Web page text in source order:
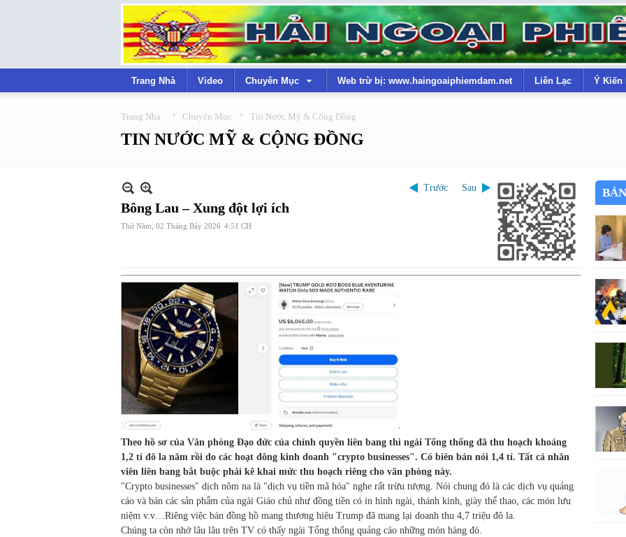
Trang Nhà Video Chuyên Mục Web trừ bị: www.haingoaiphiemdam.net Liên Lạc Ý Kiến
Trang Nhà › Chuyên Mục › Tin Nước Mỹ & Cộng Đồng
TIN NƯỚC MỸ & CỘNG ĐỒNG
Trước Sau
Bông Lau – Xung đột lợi ích
Thứ Năm, 02 Tháng Bảy 2026 4:51 CH
Theo hồ sơ của Văn phòng Đạo đức của chính quyền liên bang thì ngài Tổng thống đã thu hoạch khoảng
1,2 tỉ đô la năm rồi do các hoạt đông kinh doanh "crypto businesses". Có biên bản nói 1,4 tỉ. Tất cả nhân
viên liên bang bắt buộc phải kê khai mức thu hoạch riêng cho văn phòng này.
"Crypto businesses" dịch nôm na là "dịch vụ tiền mã hóa" nghe rất trừu tượng. Nói chung đó là các dịch vụ quảng
cáo và bán các sản phẩm của ngài Giáo chủ như đồng tiền có in hình ngài, thánh kinh, giày thể thao, các món lưu
niệm v.v…Riêng việc bán đồng hồ mang thương hiệu Trump đã mang lại doanh thu 4,7 triệu đô la.
Chúng ta còn nhớ lâu lâu trên TV có thấy ngài Tổng thống quảng cáo những món hàng đó.